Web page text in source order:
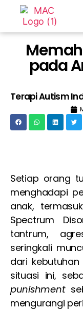
pada
Terapi Autism
Setiap orang
menghadapi
anak,
Spectrum
tantrum,
seringkali
dari
situasi ini,
punishment
mengurangi